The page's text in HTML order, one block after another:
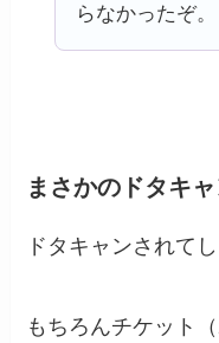
らなかったぞ。
まさかのドタキャ
ドタキャンされて
もちろんチケット